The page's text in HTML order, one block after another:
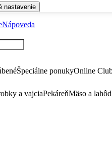
nastavenie
Nápoveda
Špeciálne ponukyOnline
a vajciaPekáreňMäso a